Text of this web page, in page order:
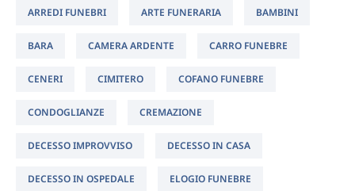
ARREDI FUNEBRI ARTE FUNERARIA BAMBINI
BARA CAMERA ARDENTE CARRO FUNEBRE
CENERI CIMITERO COFANO FUNEBRE
CONDOGLIANZE CREMAZIONE
DECESSO IMPROVVISO DECESSO IN CASA
DECESSO IN OSPEDALE ELOGIO FUNEBRE